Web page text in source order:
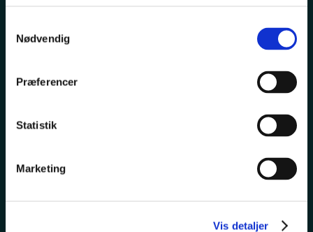
Nødvendig
Præferencer
Statistik
Marketing
Vis detaljer